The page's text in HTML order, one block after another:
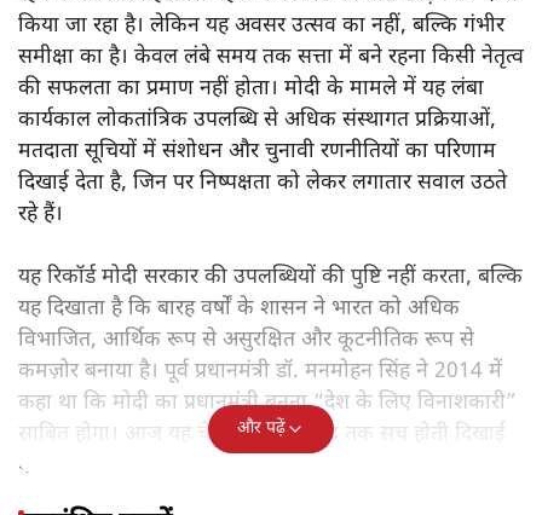
हसनैन नक़वी लिखते हैं कि मोदी सरकार के 12 वर्ष संस्थागत हेरफेर,
संवैधानिक संकट, चुनावी रणनीतियों और विभाजनकारी नीतियों का
परिणाम हैं, जिसने भारत को आर्थिक, सामाजिक और कूटनीतिक रूप
से कमजोर और अधिक विभाजित बनाया है।
रहने के साथ जवाहरलाल नेहरू के रिकॉर्ड को पीछे छोड़ने का दावा
किया जा रहा है। लेकिन यह अवसर उत्सव का नहीं, बल्कि गंभीर
समीक्षा का है। केवल लंबे समय तक सत्ता में बने रहना किसी नेतृत्व
की सफलता का प्रमाण नहीं होता। मोदी के मामले में यह लंबा
कार्यकाल लोकतांत्रिक उपलब्धि से अधिक संस्थागत प्रक्रियाओं,
मतदाता सूचियों में संशोधन और चुनावी रणनीतियों का परिणाम
दिखाई देता है, जिन पर निष्पक्षता को लेकर लगातार सवाल उठते